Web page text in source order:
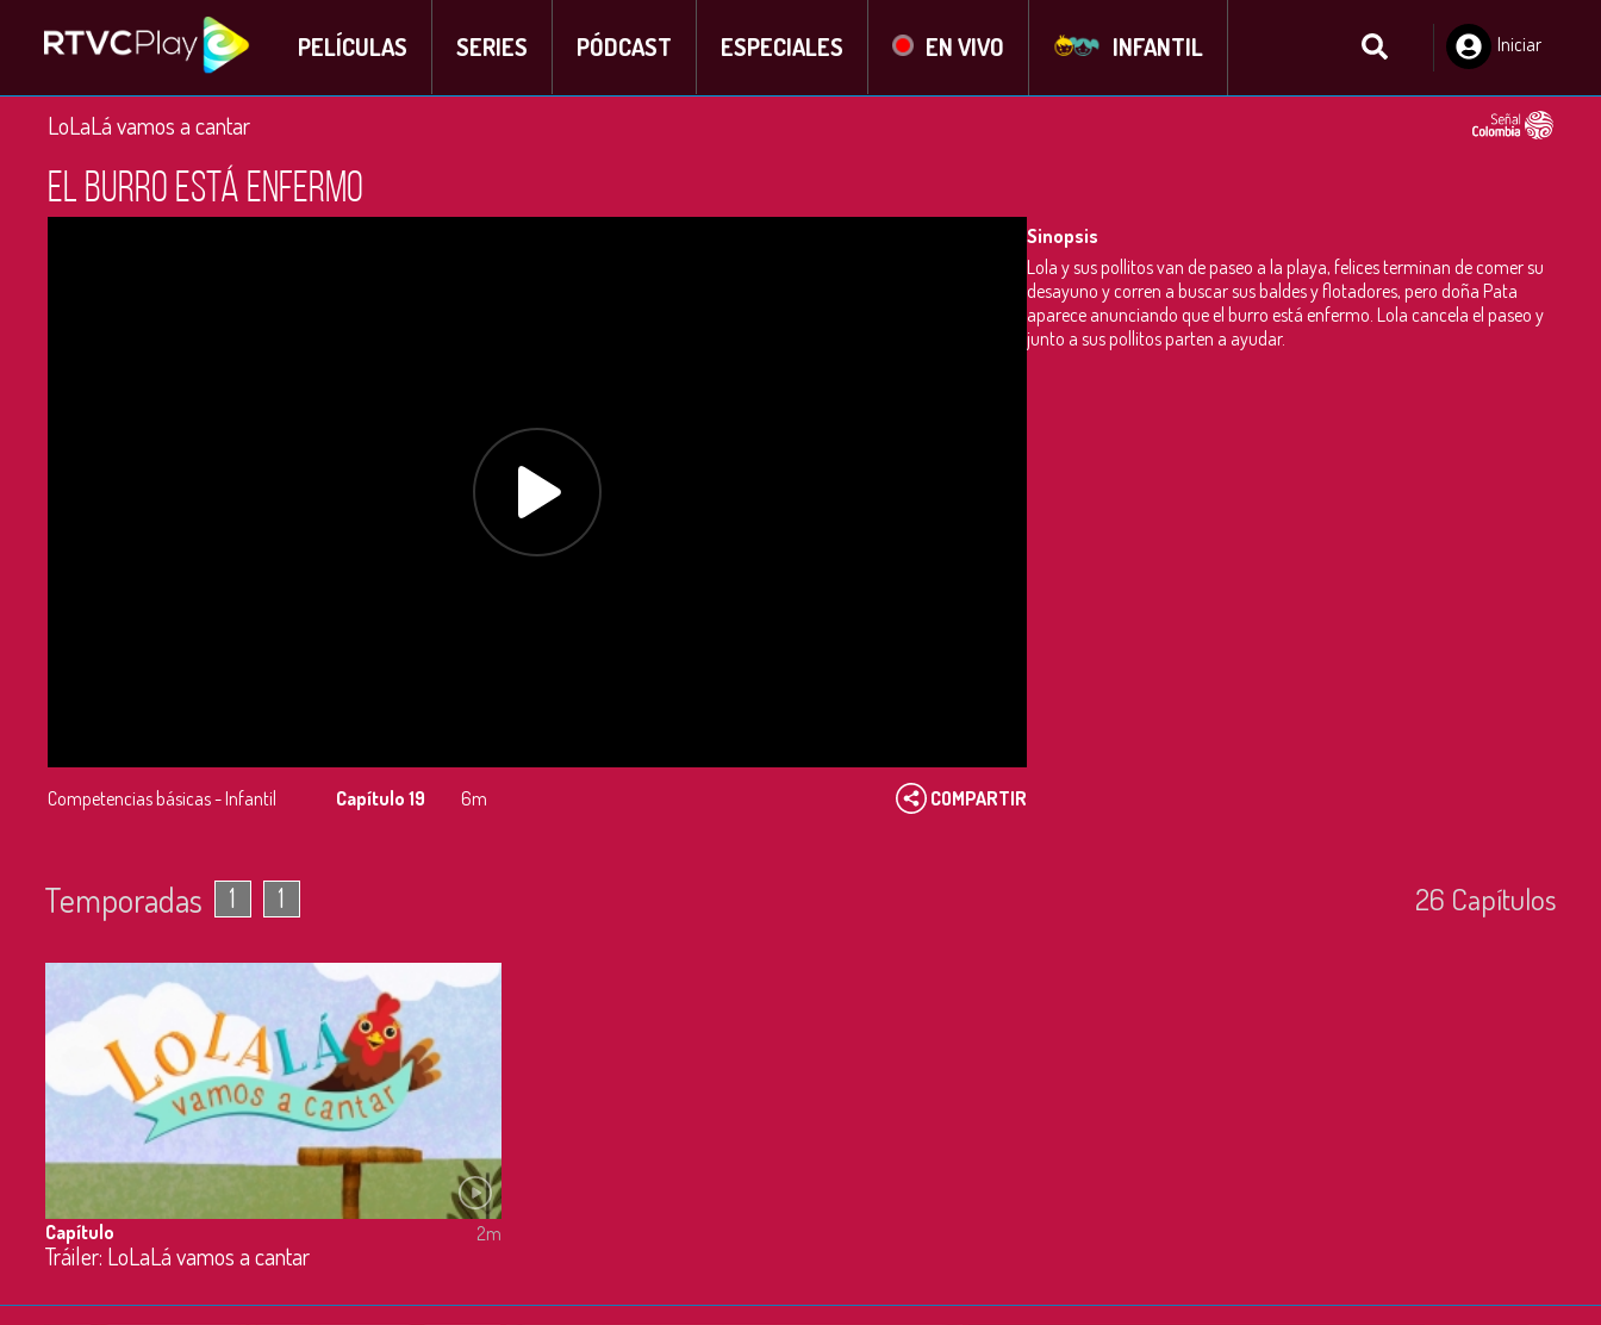
PELÍCULAS SERIES PÓDCAST ESPECIALES EN VIVO INFANTIL
Iniciar
LoLaLá vamos a cantar
El burro está enfermo
Competencias básicas - Infantil Capítulo 19 6m COMPARTIR
Sinopsis
Lola y sus pollitos van de paseo a la playa, felices terminan de comer su
desayuno y corren a buscar sus baldes y flotadores, pero doña Pata
aparece anunciando que el burro está enfermo. Lola cancela el paseo y
junto a sus pollitos parten a ayudar.
Temporadas 1 1 26 Capí­tulos
Capítulo
Tráiler: LoLaLá vamos a cantar
2m